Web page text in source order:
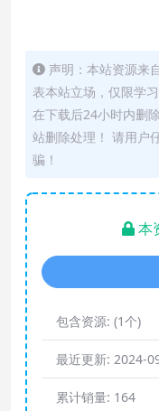
声明：本站资源来
表本站立场，仅限学
在下载后24小时内删
站删除处理！ 请用户
骗！
本
包含资源: (1个)
最近更新: 2024-
累计销量: 164